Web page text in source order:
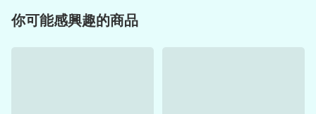
你可能感興趣的商品